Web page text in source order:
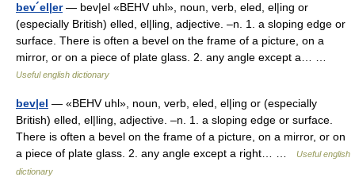
bev´el|er— bev|el «BEHV uhl», noun, verb, eled, el|ing or
(especially British) elled, el|ling, adjective. –n. 1. a sloping edge or
surface. There is often a bevel on the frame of a picture, on a
mirror, or on a piece of plate glass. 2. any angle except a… …
Useful english dictionary
bev|el — «BEHV uhl», noun, verb, eled, el|ing or (especially
British) elled, el|ling, adjective. –n. 1. a sloping edge or surface.
There is often a bevel on the frame of a picture, on a mirror, or on
a piece of plate glass. 2. any angle except a right… …
Useful english
dictionary